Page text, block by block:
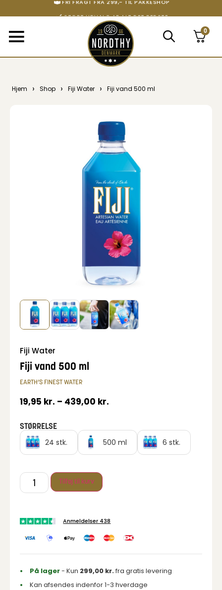
FRI FRAGT FRA 299,- TIL PAKKESHOP
STORT UDVALG AF ALT DET BEDSTE 0
Hjem › Shop › Fiji Water › Fiji vand 500 ml
Fiji Water
Fiji vand 500 ml
EARTH’S FINEST WATER
19,95 kr. – 439,00 kr.
STØRRELSE
24 stk.
500 ml 6 stk.
Tilføj til kurv
Anmeldelser 438
På lager- Kun 299,00 kr.fra gratis levering
Kan afsendes indenfor 1-3 hverdage